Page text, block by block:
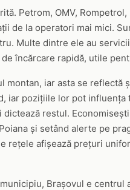
Petrom, OMV,
de la operatori mai mici.
Multe dintre ele au
încărcare rapidă, utile
montan, iar asta se
iar pozițiile lor pot
restul.
și setând alerte pe
rețele afișează prețuri
Brașovul e